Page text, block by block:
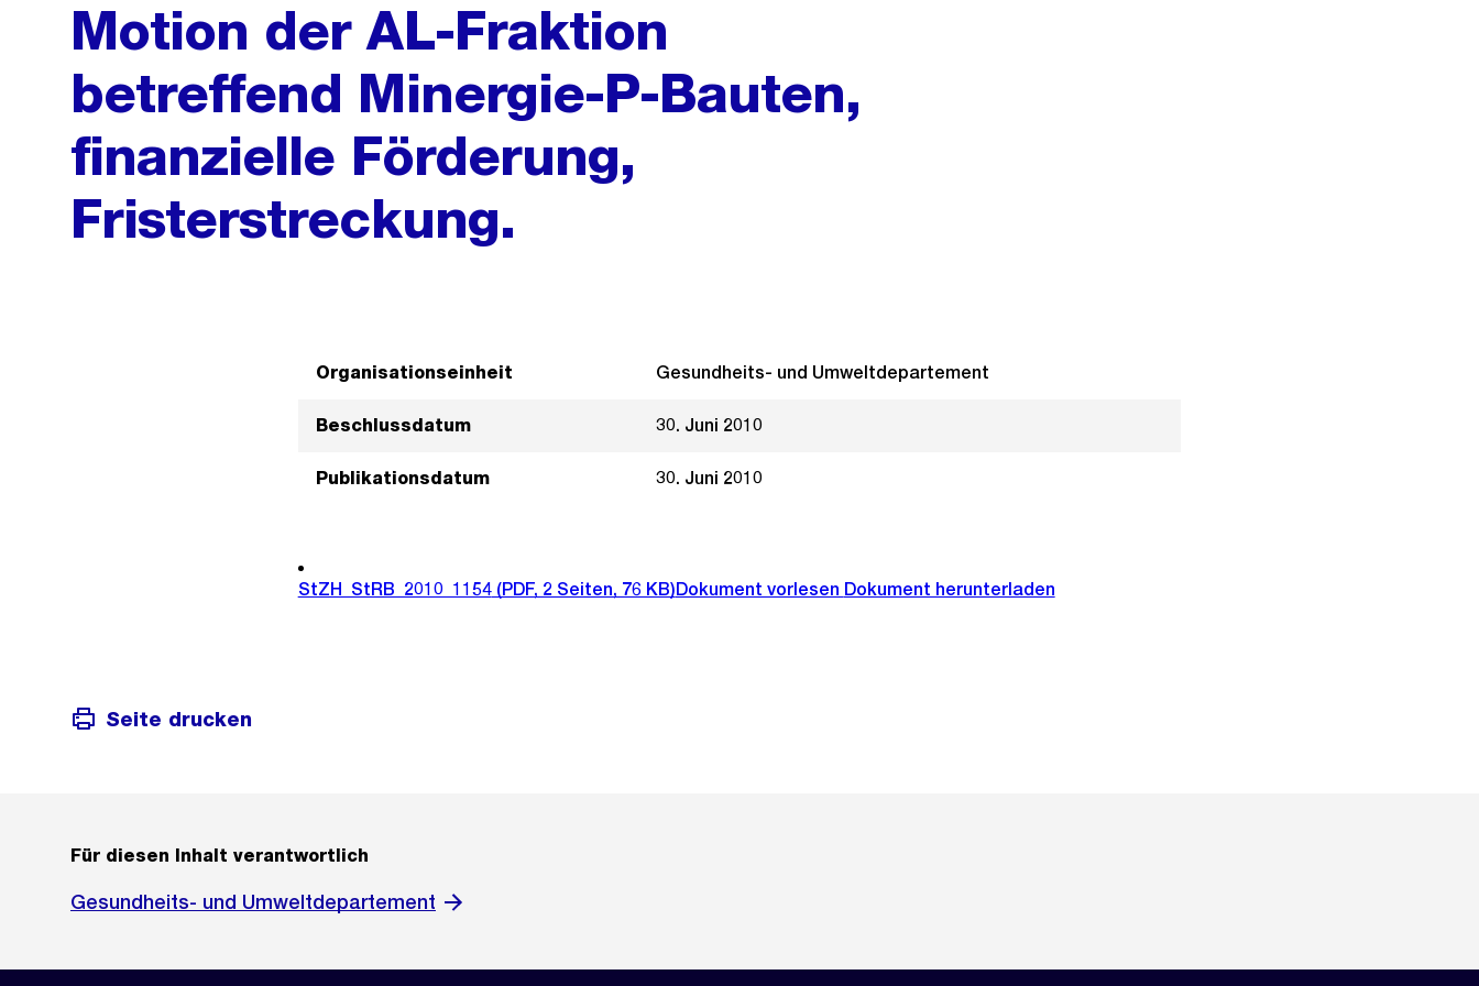
Motion der AL-Fraktion
betreffend Minergie-P-Bauten,
finanzielle Förderung,
Fristerstreckung.
Organisationseinheit Gesundheits- und Umweltdepartement
Beschlussdatum 30. Juni 2010
Publikationsdatum 30. Juni 2010
StZH_StRB_2010_1154(PDF, 2 Seiten, 76 KB)Dokument vorlesen Dokument herunterladen
Seite drucken
Für diesen Inhalt verantwortlich
Gesundheits- und Umweltdepartement